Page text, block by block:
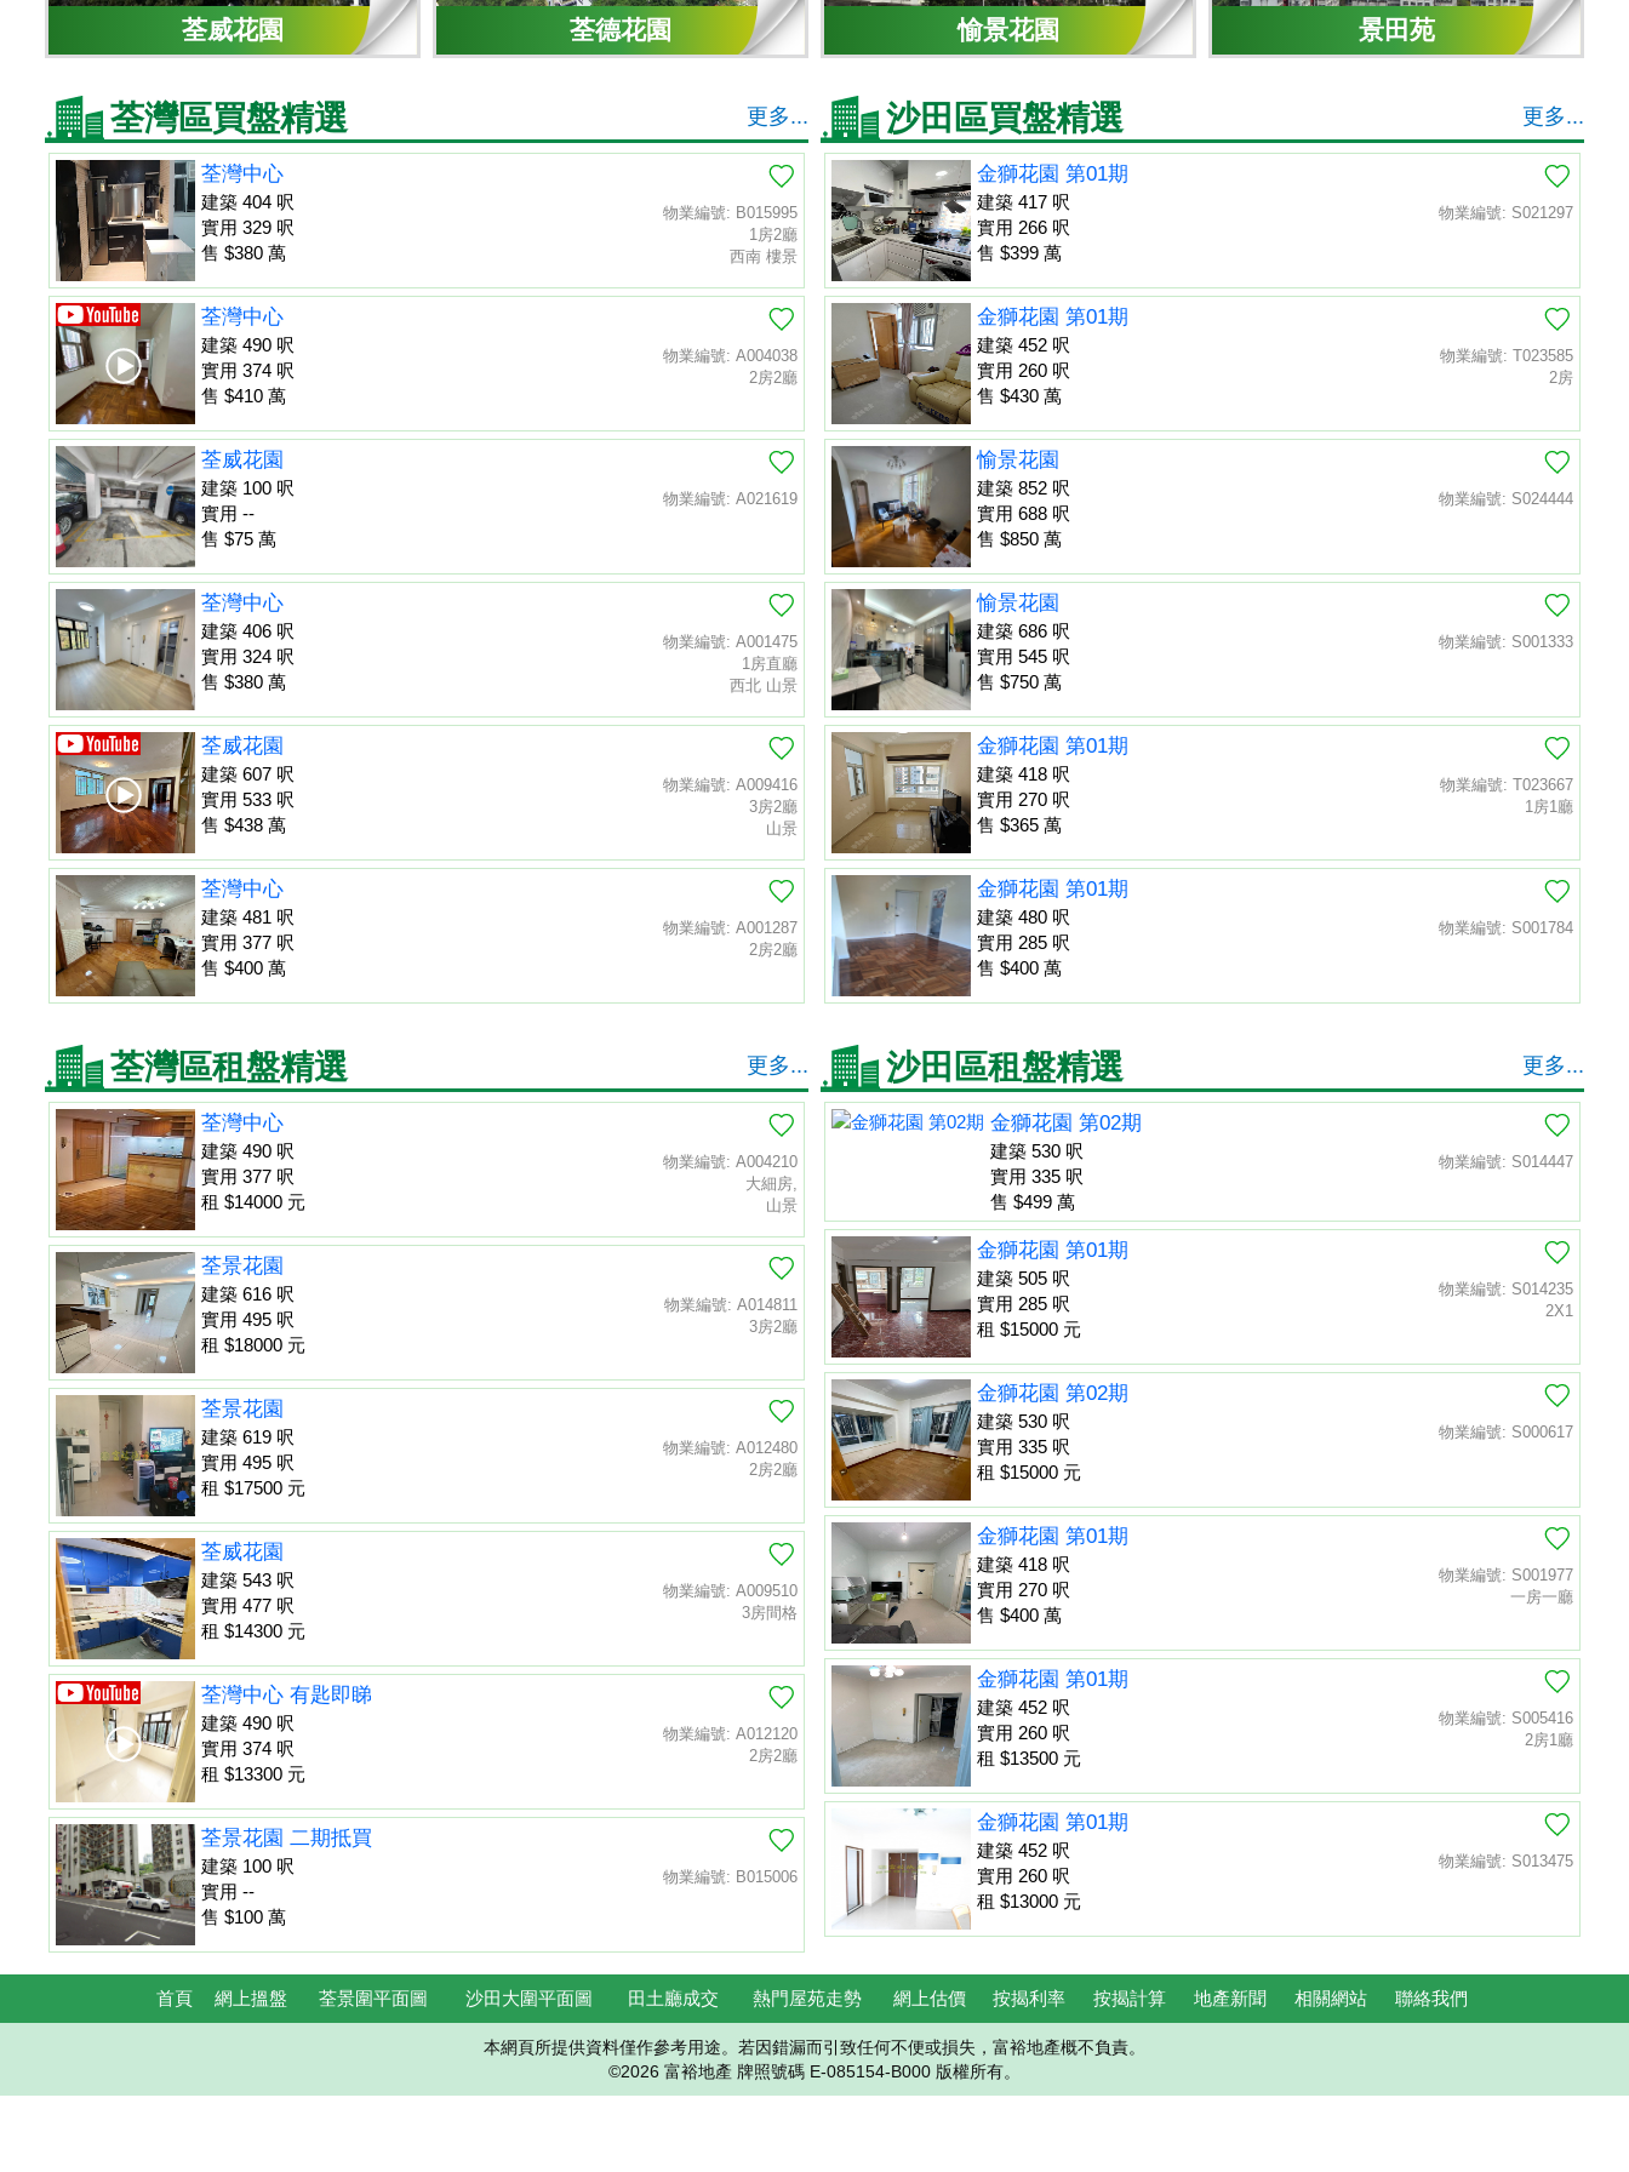
荃威花園 荃德花園 愉景花園 景田苑
荃灣區買盤精選 更多...
物業編號: B015995
1房2廳
西南 樓景
荃灣中心
建築 404 呎
實用 329 呎
售 $380 萬
物業編號: A004038
2房2廳
荃灣中心
建築 490 呎
實用 374 呎
售 $410 萬
物業編號: A021619
荃威花園
建築 100 呎
實用 --
售 $75 萬
物業編號: A001475
1房直廳
西北 山景
荃灣中心
建築 406 呎
實用 324 呎
售 $380 萬
物業編號: A009416
3房2廳
山景
荃威花園
建築 607 呎
實用 533 呎
售 $438 萬
物業編號: A001287
2房2廳
荃灣中心
建築 481 呎
實用 377 呎
售 $400 萬
沙田區買盤精選 更多...
物業編號: S021297
金獅花園 第01期
建築 417 呎
實用 266 呎
售 $399 萬
物業編號: T023585
2房
金獅花園 第01期
建築 452 呎
實用 260 呎
售 $430 萬
物業編號: S024444
愉景花園
建築 852 呎
實用 688 呎
售 $850 萬
物業編號: S001333
愉景花園
建築 686 呎
實用 545 呎
售 $750 萬
物業編號: T023667
1房1廳
金獅花園 第01期
建築 418 呎
實用 270 呎
售 $365 萬
物業編號: S001784
金獅花園 第01期
建築 480 呎
實用 285 呎
售 $400 萬
荃灣區租盤精選 更多...
物業編號: A004210
大細房,
山景
荃灣中心
建築 490 呎
實用 377 呎
租 $14000 元
物業編號: A014811
3房2廳
荃景花園
建築 616 呎
實用 495 呎
租 $18000 元
物業編號: A012480
2房2廳
荃景花園
建築 619 呎
實用 495 呎
租 $17500 元
物業編號: A009510
3房間格
荃威花園
建築 543 呎
實用 477 呎
租 $14300 元
物業編號: A012120
2房2廳
荃灣中心 有匙即睇
建築 490 呎
實用 374 呎
租 $13300 元
物業編號: B015006
荃景花園 二期抵買
建築 100 呎
實用 --
售 $100 萬
沙田區租盤精選 更多...
物業編號: S014447
金獅花園 第02期
建築 530 呎
實用 335 呎
售 $499 萬
物業編號: S014235
2X1
金獅花園 第01期
建築 505 呎
實用 285 呎
租 $15000 元
物業編號: S000617
金獅花園 第02期
建築 530 呎
實用 335 呎
租 $15000 元
物業編號: S001977
一房一廳
金獅花園 第01期
建築 418 呎
實用 270 呎
售 $400 萬
物業編號: S005416
2房1廳
金獅花園 第01期
建築 452 呎
實用 260 呎
租 $13500 元
物業編號: S013475
金獅花園 第01期
建築 452 呎
實用 260 呎
租 $13000 元
首頁 網上搵盤 荃景圍平面圖 沙田大圍平面圖 田土廳成交 熱門屋苑走勢 網上估價 按揭利率 按揭計算 地產新聞 相關網站 聯絡我們
本網頁所提供資料僅作參考用途。若因錯漏而引致任何不便或損失，富裕地產概不負責。
©2026 富裕地產 牌照號碼 E-085154-B000 版權所有。